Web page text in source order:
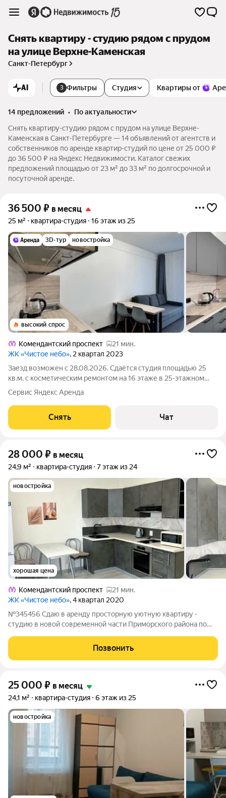
Снять квартиру - студию рядом с прудом
на улице Верхне-Каменская
Санкт-Петербург
AI 3 Фильтры Квартиры от
Студия
14 предложений •
по актуальности
Снять квартиру-студию рядом с прудом на улице Верхне-
Каменская в Санкт-Петербурге — 14 объявлений от агентств и
собственников по аренде квартир-студий по цене от 25 000 ₽
до 36 500 ₽ на Яндекс Недвижимости. Каталог свежих
предложений площадью от 23 м² до 33 м² по долгосрочной и
посуточной аренде.
36 500 ₽ в месяц
25 м² квартира-студия 16 этаж из 25
3D-тур новостройка
высокий спрос
Комендантский проспект
21 мин.
ЖК «Чистое небо», 2 квартал 2023
Заезд возможен с 28.08.2026. Сдаётся студия площадью 25
кв.м. с косметическим ремонтом на 16 этаже в 25-этажном
доме на срок от 11 месяцев. Из техники есть: Телевизор
Стиральная машина Холодильник Дом - монолитный, окна
выходят на улицу. В
Сервис Яндекс Аренда
Снять Чат
28 000 ₽ в месяц
24,9 м² квартира-студия 7 этаж из 24
новостройка
хорошая цена
Комендантский проспект
21 мин.
ЖК «Чистое небо», 4 квартал 2020
№345456 Сдаю в аренду просторную уютную квартиру -
студию в новой современной части Приморского района по
инфраструктура. Жилой комплекс находиться в современном,
экологическим чистом районе
Позвонить
25 000 ₽ в месяц
24,1 м² квартира-студия 6 этаж из 25
новостройка